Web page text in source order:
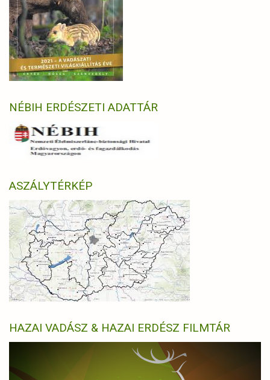
NÉBIH ERDÉSZETI ADATTÁR
ASZÁLYTÉRKÉP
HAZAI VADÁSZ & HAZAI ERDÉSZ FILMTÁR